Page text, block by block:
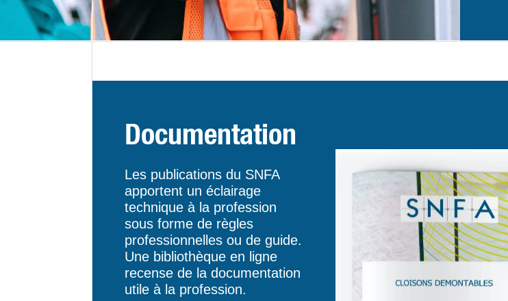
Documentation
Les publications du SNFA
apportent un éclairage
technique à la profession
sous forme de règles
professionnelles ou de guide.
Une bibliothèque en ligne
recense de la documentation
utile à la profession.